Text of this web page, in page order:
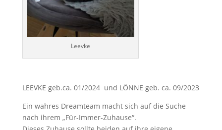
Leevke
LEEVKE geb.ca. 01/2024 und LÖNNE geb. ca. 09/2023
Ein wahres Dreamteam macht sich auf die Suche
nach ihrem „Für-Immer-Zuhause“.